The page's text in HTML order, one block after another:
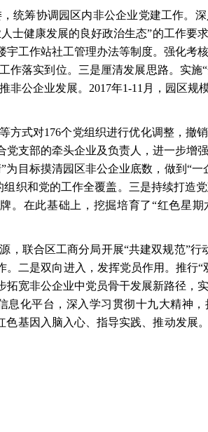
统筹协调园区内非公企业党建工作。
士健康发展的良好政治生态”的工作要
工作站社工管理办法等制度。强化考
落实到位。三是厘清发展思路。实施
公企业发展。2017年1-11月，园区规
方式对176个党组织进行优化调整，撤
支部的牵头企业及负责人，进一步增
目标摸清园区非公企业底数，做到“
织和党的工作全覆盖。三是持续打造
。在此基础上，挖掘培育了“红色星
，联合区工商分局开展“共建双规范”行
二是双向进入，发挥党员作用。推行
宽非公企业中党员骨干发展新路径，
化平台，深入学习贯彻十九大精神
基因入脑入心、指导实践、推动发展